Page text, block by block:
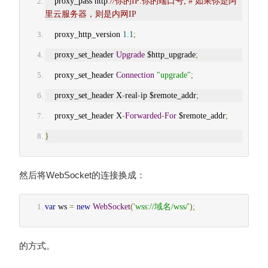
里云服务器，则是内网IP
    proxy_http_version
1.1;
    proxy_set_header
Upgrade $http_upgrade;
    proxy_set_header
Connection "upgrade";
    proxy_set_header X
-real-ip $remote_addr;
    proxy_set_header X
-Forwarded-For $remote_addr;
}
然后将WebSocket的连接换成：
var ws = new WebSocket('wss://域名/wss/');
的方式。